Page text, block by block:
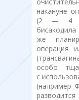
накануне
(2 — 4
же
операция
особо
с
(например